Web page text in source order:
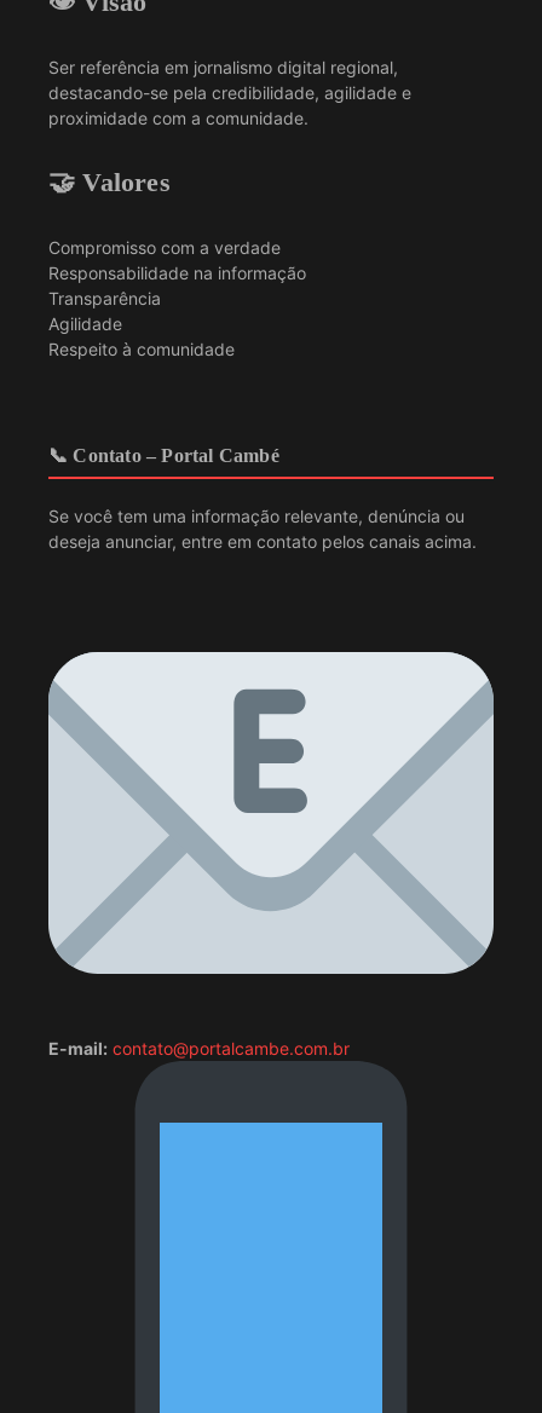
Ser referência em jornalismo digital regional,
destacando-se pela credibilidade, agilidade e
proximidade com a comunidade.
🤝 Valores
Compromisso com a verdade
Responsabilidade na informação
Transparência
Agilidade
Respeito à comunidade
📞 Contato – Portal Cambé
Se você tem uma informação relevante, denúncia ou
deseja anunciar, entre em contato pelos canais acima.
E-mail: contato@portalcambe.com.br